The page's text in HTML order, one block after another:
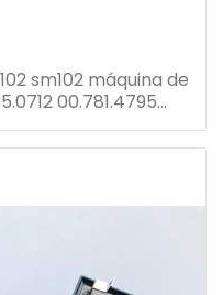
sm102 máquina de
00.781.4795